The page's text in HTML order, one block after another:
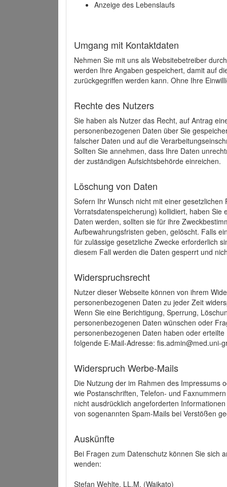
Anzeige des Lebenslaufs
Umgang mit Kontaktdaten
Nehmen Sie mit uns als Websitebetreiber
werden Ihre Angaben gespeichert, damit auf
zurückgegriffen werden kann. Ohne Ihre
Rechte des Nutzers
Sie haben als Nutzer das Recht, auf Antrag
personenbezogenen Daten über Sie
falscher Daten und auf die
Sollten Sie annehmen, dass Ihre Daten
der zuständigen Aufsichtsbehörde einreichen.
Löschung von Daten
Sofern Ihr Wunsch nicht mit einer
Vorratsdatenspeicherung) kollidiert, haben
Daten werden, sollten sie für ihre
Aufbewahrungsfristen geben, gelöscht. Falls
für zulässige gesetzliche Zwecke erforderlich
diesem Fall werden die Daten gesperrt und
Widerspruchsrecht
Nutzer dieser Webseite können von ihrem
personenbezogenen Daten zu jeder Zeit
Wenn Sie eine Berichtigung, Sperrung,
personenbezogenen Daten wünschen oder
personenbezogenen Daten haben oder
folgende E-Mail-Adresse: fis.admin@med.uni-
Widerspruch Werbe-Mails
Die Nutzung der im Rahmen des Impressums
wie Postanschriften, Telefon- und
nicht ausdrücklich angeforderten
von sogenannten Spam-Mails bei Verstößen
Auskünfte
Bei Fragen zum Datenschutz können Sie sich
wenden:
Stefan Wehlte, LL.M. (Waikato)